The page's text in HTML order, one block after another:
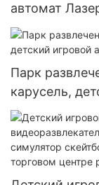
автомат
мишеням
Парк
карусель,